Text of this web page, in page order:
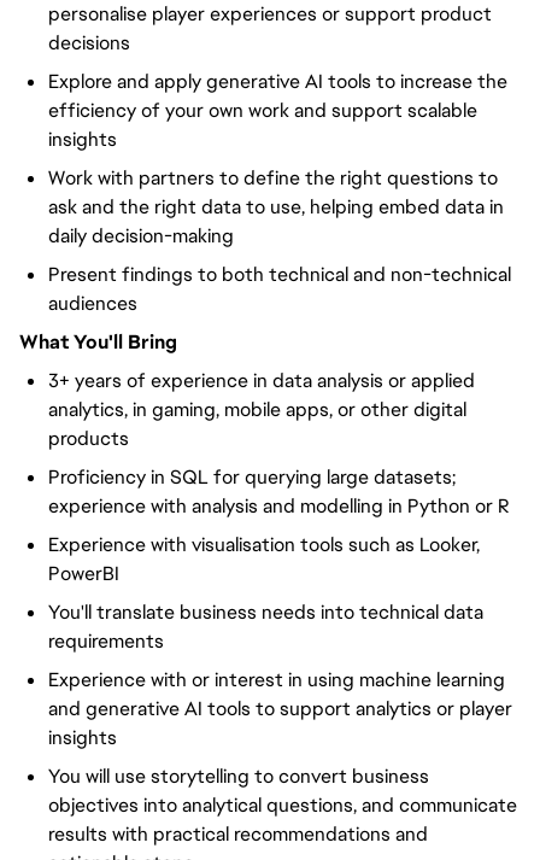
personalise player experiences or support product
decisions
Explore and apply generative AI tools to increase the
efficiency of your own work and support scalable
insights
Work with partners to define the right questions to
ask and the right data to use, helping embed data in
daily decision-making
Present findings to both technical and non-technical
audiences
What You'll Bring
3+ years of experience in data analysis or applied
analytics, in gaming, mobile apps, or other digital
products
Proficiency in SQL for querying large datasets;
experience with analysis and modelling in Python or R
Experience with visualisation tools such as Looker,
PowerBI
You'll translate business needs into technical data
requirements
Experience with or interest in using machine learning
and generative AI tools to support analytics or player
insights
You will use storytelling to convert business
objectives into analytical questions, and communicate
results with practical recommendations and